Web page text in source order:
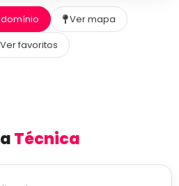
Ver mapa
favoritos
Técnica